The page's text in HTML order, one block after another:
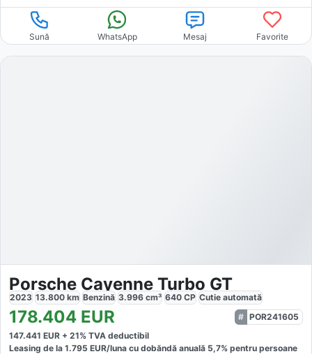
Sună WhatsApp Mesaj Favorite
Porsche Cayenne Turbo GT
2023 13.800 km Benzină 3.996 cm³ 640 CP Cutie automată
178.404 EUR
POR241605
147.441 EUR + 21% TVA deductibil
Leasing de la 1.795 EUR/luna cu dobăndă anuală 5,7% pentru persoane